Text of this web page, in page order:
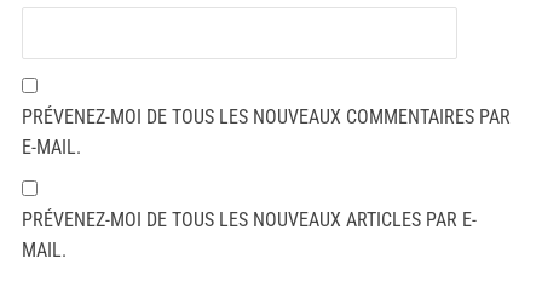
PRÉVENEZ-MOI DE TOUS LES NOUVEAUX COMMENTAIRES PAR
E-MAIL.
PRÉVENEZ-MOI DE TOUS LES NOUVEAUX ARTICLES PAR E-
MAIL.